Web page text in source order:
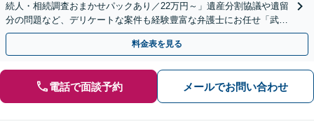
続人・相続調査おまかせパックあり／22万円～」遺産分割協議や遺留
分の問題など、デリケートな案件も経験豊富な弁護士にお任せ「武蔵
野市／三鷹市／小金井市／杉並区／練馬区など」
料金表を見る
電話で面談予約 メールでお問い合わせ